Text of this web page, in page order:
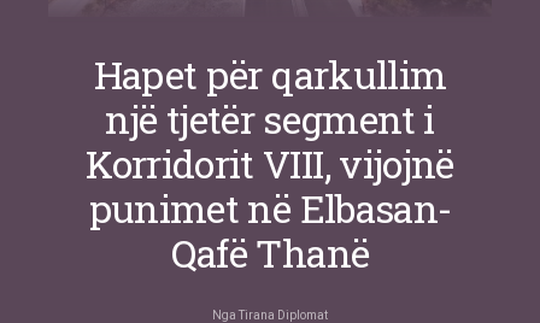
Hapet për qarkullim
një tjetër segment i
Korridorit VIII, vijojnë
punimet në Elbasan-
Qafë Thanë
Nga Tirana Diplomat